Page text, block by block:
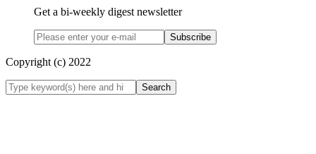
Get a bi-weekly digest newsletter
Subscribe
Copyright (c) 2022